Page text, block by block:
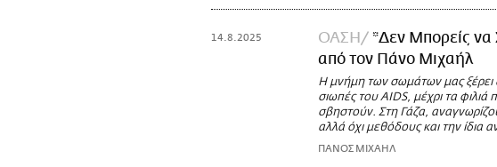
14.8.2025 ΟΑΣΗ
*Δεν Μπορείς να
από τον Πάνο Μιχαήλ
Η μνήμη των σωμάτων μας ξέρει
σιωπές του AIDS, μέχρι τα
σβηστούν. Στη Γάζα,
αλλά όχι μεθόδους και την ίδια
ΠΑΝΟΣ ΜΙΧΑΗΛ